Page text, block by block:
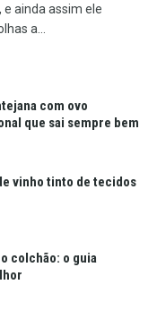
e ainda assim ele
a...
com ovo
que sai sempre bem
vinho tinto de tecidos
colchão: o guia